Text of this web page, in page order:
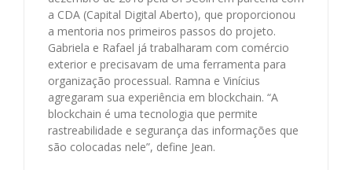
a CDA (Capital Digital Aberto), que proporcionou
a mentoria nos primeiros passos do projeto.
Gabriela e Rafael já trabalharam com comércio
exterior e precisavam de uma ferramenta para
organização processual. Ramna e Vinícius
agregaram sua experiência em blockchain. “A
blockchain é uma tecnologia que permite
rastreabilidade e segurança das informações que
são colocadas nele”, define Jean.